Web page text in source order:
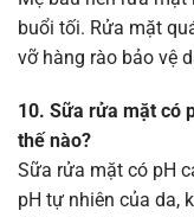
buổi tối. Rửa mặt
vỡ hàng rào bảo vệ
10. Sữa rửa mặt có
thế nào?
Sữa rửa mặt có pH
pH tự nhiên của da,